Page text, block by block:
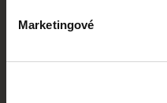
Marketingové
Portál DAFilms.cz je výsledkem
festivalů dokumentárního filmu